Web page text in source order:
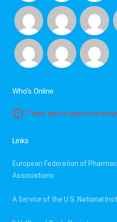
Who’s Online
There are no users
Links
European Federation of
Associations
A Service of the U.S. National